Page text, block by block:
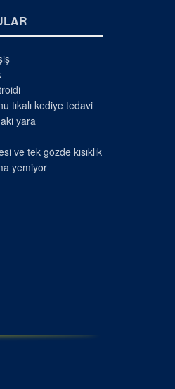
tıkalı kediye tedavi
yara
ve tek gözde kısıklık
yemiyor